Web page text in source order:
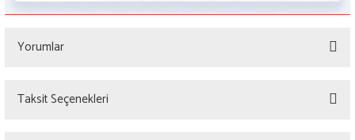
Yorumlar
Taksit Seçenekleri